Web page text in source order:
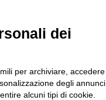
Community
Finanziamenti e bandi
dei
per archiviare, accedere
degli annunci.
alcuni tipi di cookie.